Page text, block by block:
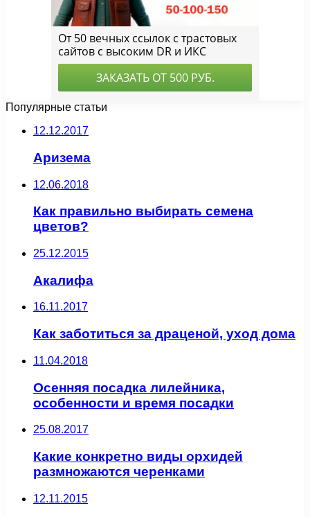
Популярные статьи
12.12.2017
Аризема
12.06.2018
Как правильно выбирать семена
цветов?
25.12.2015
Акалифа
16.11.2017
Как заботиться за драценой, уход дома
11.04.2018
Осенняя посадка лилейника,
особенности и время посадки
25.08.2017
Какие конкретно виды орхидей
размножаются черенками
12.11.2015